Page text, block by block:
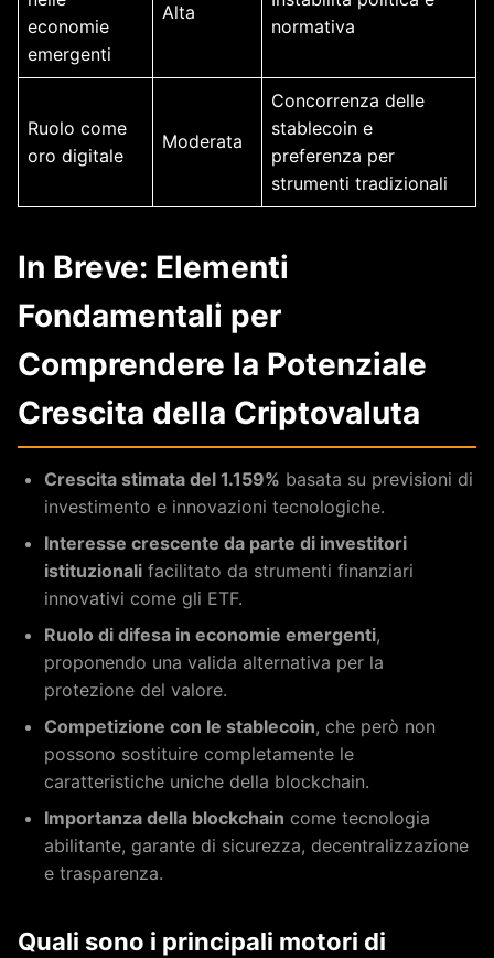
economie
emergenti
Alta
normativa
Ruolo come
oro digitale
Moderata
Concorrenza delle
stablecoin e
preferenza per
strumenti tradizionali
In Breve: Elementi
Fondamentali per
Comprendere la Potenziale
Crescita della Criptovaluta
Crescita stimata del 1.159% basata su previsioni di
investimento e innovazioni tecnologiche.
Interesse crescente da parte di investitori
istituzionali facilitato da strumenti finanziari
innovativi come gli ETF.
Ruolo di difesa in economie emergenti,
proponendo una valida alternativa per la
protezione del valore.
Competizione con le stablecoin, che però non
possono sostituire completamente le
caratteristiche uniche della blockchain.
Importanza della blockchain come tecnologia
abilitante, garante di sicurezza, decentralizzazione
e trasparenza.
Quali sono i principali motori di